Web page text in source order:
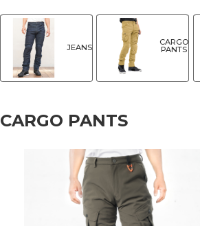
JEANS
CARGO
PANTS
CARGO PANTS